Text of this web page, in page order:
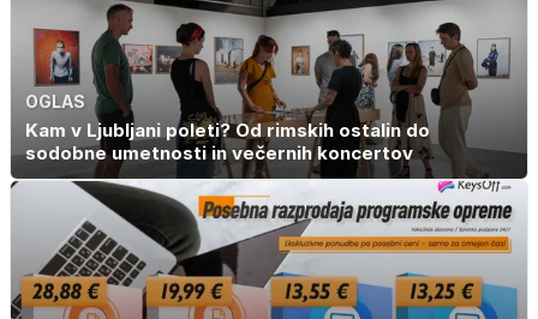
OGLAS
Kam v Ljubljani poleti? Od rimskih ostalin do
sodobne umetnosti in večernih koncertov